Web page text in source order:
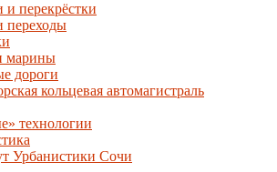
и перекрёстки
переходы
марины
дороги
кольцевая автомагистраль
технологии
Урбанистики Сочи